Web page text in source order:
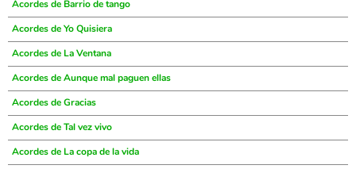
Acordes de Barrio de tango
Acordes de Yo Quisiera
Acordes de La Ventana
Acordes de Aunque mal paguen ellas
Acordes de Gracias
Acordes de Tal vez vivo
Acordes de La copa de la vida